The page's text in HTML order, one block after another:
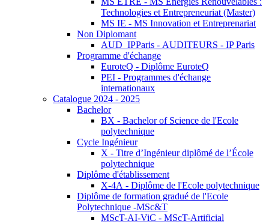
Technologies et Entrepreneuriat (Master)
MS IE - MS Innovation et Entreprenariat
Non Diplomant
AUD_IPParis - AUDITEURS - IP Paris
Programme d'échange
EuroteQ - Diplôme EuroteQ
PEI - Programmes d'échange
internationaux
Catalogue 2024 - 2025
Bachelor
BX - Bachelor of Science de l'Ecole
polytechnique
Cycle Ingénieur
X - Titre d’Ingénieur diplômé de l’École
polytechnique
Diplôme d'établissement
X-4A - Diplôme de l'Ecole polytechnique
Diplôme de formation gradué de l'Ecole
Polytechnique -MSc&T
MScT-AI-ViC - MScT-Artificial